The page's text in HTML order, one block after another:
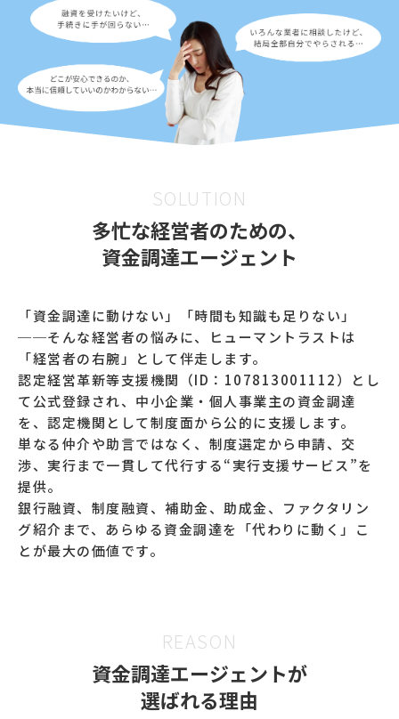
SOLUTION
多忙な経営者のための、
資金調達エージェント
「資金調達に動けない」「時間も知識も足りない」
──そんな経営者の悩みに、ヒューマントラストは
「経営者の右腕」として伴走します。
認定経営革新等支援機関（ID：107813001112）とし
て公式登録され、中小企業・個人事業主の資金調達
を、認定機関として制度面から公的に支援します。
単なる仲介や助言ではなく、制度選定から申請、交
渉、実行まで一貫して代行する“実行支援サービス”を
提供。
銀行融資、制度融資、補助金、助成金、ファクタリン
グ紹介まで、あらゆる資金調達を「代わりに動く」こ
とが最大の価値です。
REASON
資金調達エージェントが
選ばれる理由